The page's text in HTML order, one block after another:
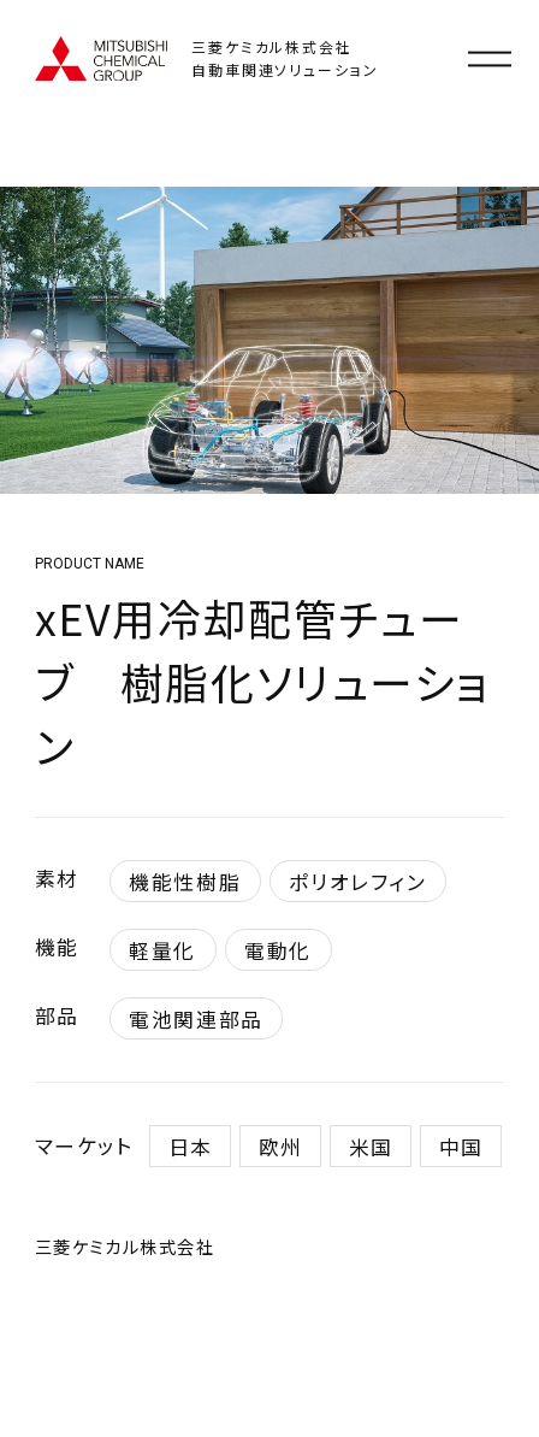
三菱ケミカル株式会社
自動車関連ソリューション
PRODUCT NAME
xEV用冷却配管チュー
ブ 樹脂化ソリューショ
ン
素材 機能性樹脂 ポリオレフィン
機能 軽量化 電動化
部品 電池関連部品
マーケット 日本 欧州 米国 中国
三菱ケミカル株式会社